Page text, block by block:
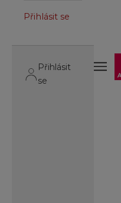
Přihlásit se
Přihlásit
se